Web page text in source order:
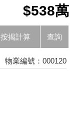
$538萬
按揭計算 查詢
物業編號：000120